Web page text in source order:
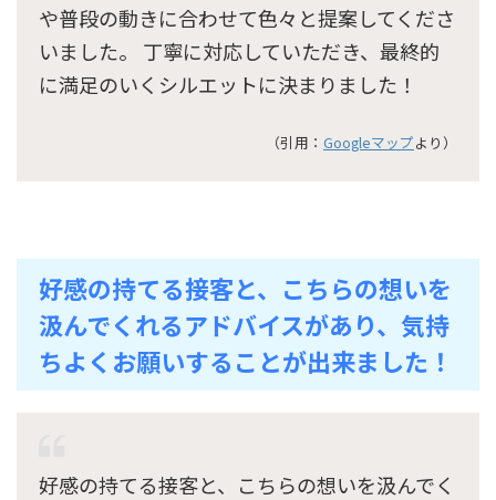
や普段の動きに合わせて色々と提案してくださ
いました。 丁寧に対応していただき、最終的
に満足のいくシルエットに決まりました！
（引用： Googleマップより）
好感の持てる接客と、こちらの想いを
汲んでくれるアドバイスがあり、気持
ちよくお願いすることが出来ました！
好感の持てる接客と、こちらの想いを汲んでく